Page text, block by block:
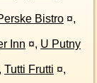
Bistro ¤,
Inn ¤, U Putny
, Tutti Frutti ¤,